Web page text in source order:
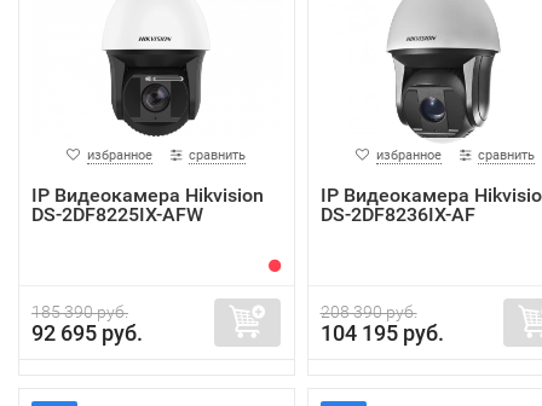
избранное сравнить
IP Видеокамера Hikvision
DS-2DF8225IX-AFW
185 390 руб.
92 695 руб.
избранное сравнить
IP Видеокамера
DS-2DF8236IX-AF
208 390 руб.
104 195 руб.